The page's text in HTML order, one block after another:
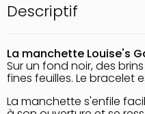
Descriptif
La manchette Louise's
Sur un fond noir, des
fines feuilles. Le bracelet
La manchette s'enfile